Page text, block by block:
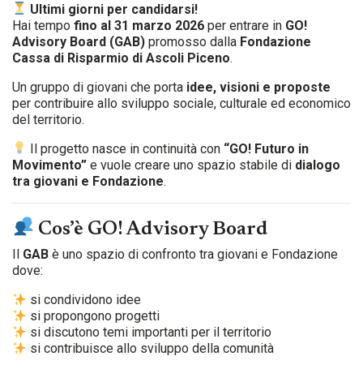
Ultimi giorni per candidarsi!
Hai tempo fino al 31 marzo 2026 per entrare in GO!
Advisory Board (GAB) promosso dalla Fondazione
Cassa di Risparmio di Ascoli Piceno.
Un gruppo di giovani che porta idee, visioni e proposte
per contribuire allo sviluppo sociale, culturale ed economico
del territorio.
Il progetto nasce in continuità con “GO! Futuro in
Movimento” e vuole creare uno spazio stabile di dialogo
tra giovani e Fondazione.
Cos’è GO! Advisory Board
Il GAB è uno spazio di confronto tra giovani e Fondazione
dove:
si condividono idee
si propongono progetti
si discutono temi importanti per il territorio
si contribuisce allo sviluppo della comunità